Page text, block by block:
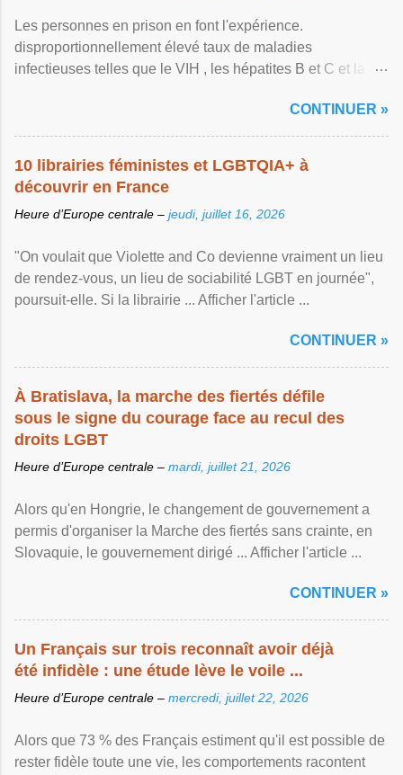
Les personnes en prison en font l'expérience.
disproportionnellement élevé taux de maladies
infectieuses telles que le VIH , les hépatites B et C et la ...
CONTINUER »
10 librairies féministes et LGBTQIA+ à
découvrir en France
Heure d’Europe centrale – jeudi, juillet 16, 2026
"On voulait que Violette and Co devienne vraiment un lieu
de rendez-vous, un lieu de sociabilité LGBT en journée",
poursuit-elle. Si la librairie ... Afficher l'article ...
CONTINUER »
À Bratislava, la marche des fiertés défile
sous le signe du courage face au recul des
droits LGBT
Heure d’Europe centrale – mardi, juillet 21, 2026
Alors qu'en Hongrie, le changement de gouvernement a
permis d'organiser la Marche des fiertés sans crainte, en
Slovaquie, le gouvernement dirigé ... Afficher l'article ...
CONTINUER »
Un Français sur trois reconnaît avoir déjà
été infidèle : une étude lève le voile ...
Heure d’Europe centrale – mercredi, juillet 22, 2026
Alors que 73 % des Français estiment qu'il est possible de
rester fidèle toute une vie, les comportements racontent